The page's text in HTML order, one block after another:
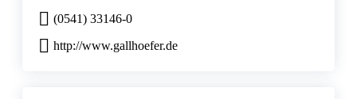
(0541) 33146-0
http://www.gallhoefer.de